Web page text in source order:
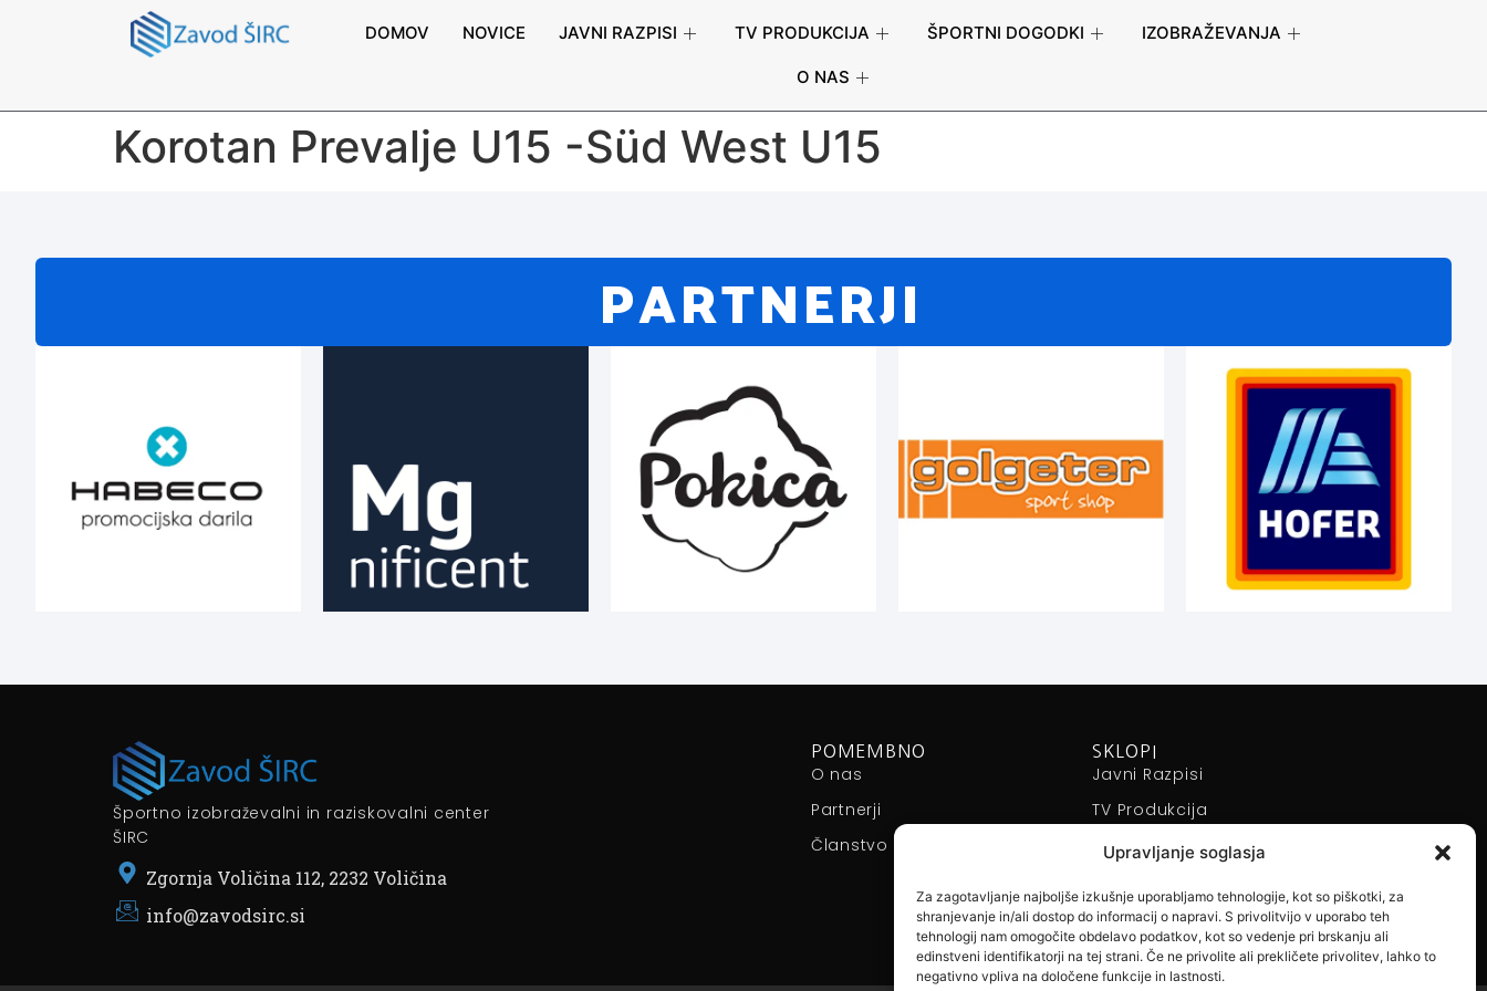
Upravljanje soglasja
Za zagotavljanje najboljše izkušnje uporabljamo tehnologije, kot so piškotki, za
shranjevanje in/ali dostop do informacij o napravi. S privolitvijo v uporabo teh
tehnologij nam omogočite obdelavo podatkov, kot so vedenje pri brskanju ali
edinstveni identifikatorji na tej strani. Če ne privolite ali prekličete privolitev, lahko to
negativno vpliva na določene funkcije in lastnosti.
DOMOV NOVICE JAVNI RAZPISI TV PRODUKCIJA ŠPORTNI DOGODKI IZOBRAŽEVANJA
O NAS
Korotan Prevalje U15 -Süd West U15
PARTNERJI
Športno izobraževalni in raziskovalni center
ŠIRC
Zgornja Voličina 112, 2232 Voličina
info@zavodsirc.si
POMEMBNO
O nas
Partnerji
Članstvo
SKLOPI
Javni Razpisi
TV Produkcija
Športni Dogodki